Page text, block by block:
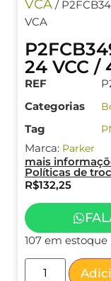
VCA /
VCA
24 VCC /
REF
Categorias
Tag
Marca: Parker
mais
Políticas de
R$132,25
107 em estoque